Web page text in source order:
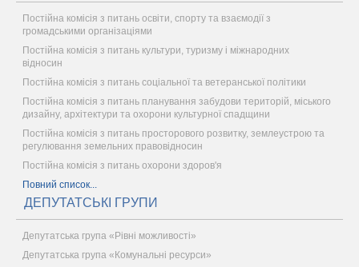
Постійна комісія з питань освіти, спорту та взаємодії з
громадськими організаціями
Постійна комісія з питань культури, туризму і міжнародних
відносин
Постійна комісія з питань соціальної та ветеранської політики
Постійна комісія з питань планування забудови територій, міського
дизайну, архітектури та охорони культурної спадщини
Постійна комісія з питань просторового розвитку, землеустрою та
регулювання земельних правовідносин
Постійна комісія з питань охорони здоров'я
Повний список...
ДЕПУТАТСЬКІ ГРУПИ
Депутатська група «Рівні можливості»
Депутатська група «Комунальні ресурси»